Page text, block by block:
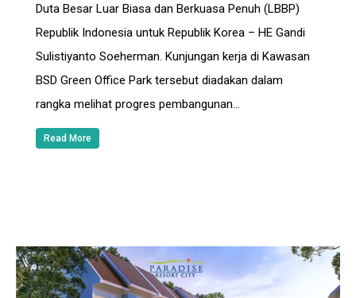
Duta Besar Luar Biasa dan Berkuasa Penuh (LBBP)
Republik Indonesia untuk Republik Korea – HE Gandi
Sulistiyanto Soeherman. Kunjungan kerja di Kawasan
BSD Green Office Park tersebut diadakan dalam
rangka melihat progres pembangunan…
Read More